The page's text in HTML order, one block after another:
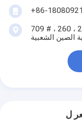
+86-
709 # ، القطاع 2 ، 260 # Zhaojuesi Road South ، مدينة
الصين الشعبية
ل